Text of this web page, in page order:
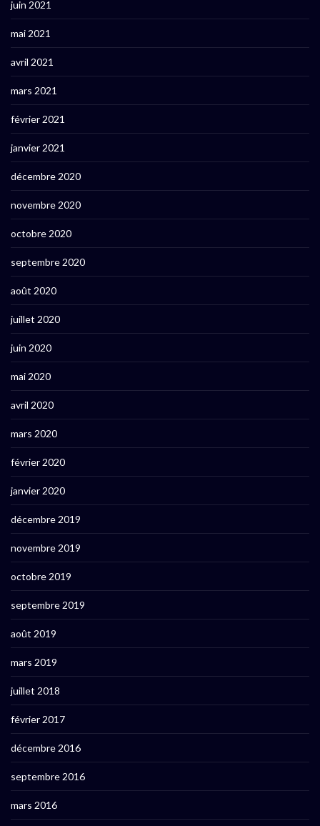
juin 2021
mai 2021
avril 2021
mars 2021
février 2021
janvier 2021
décembre 2020
novembre 2020
octobre 2020
septembre 2020
août 2020
juillet 2020
juin 2020
mai 2020
avril 2020
mars 2020
février 2020
janvier 2020
décembre 2019
novembre 2019
octobre 2019
septembre 2019
août 2019
mars 2019
juillet 2018
février 2017
décembre 2016
septembre 2016
mars 2016